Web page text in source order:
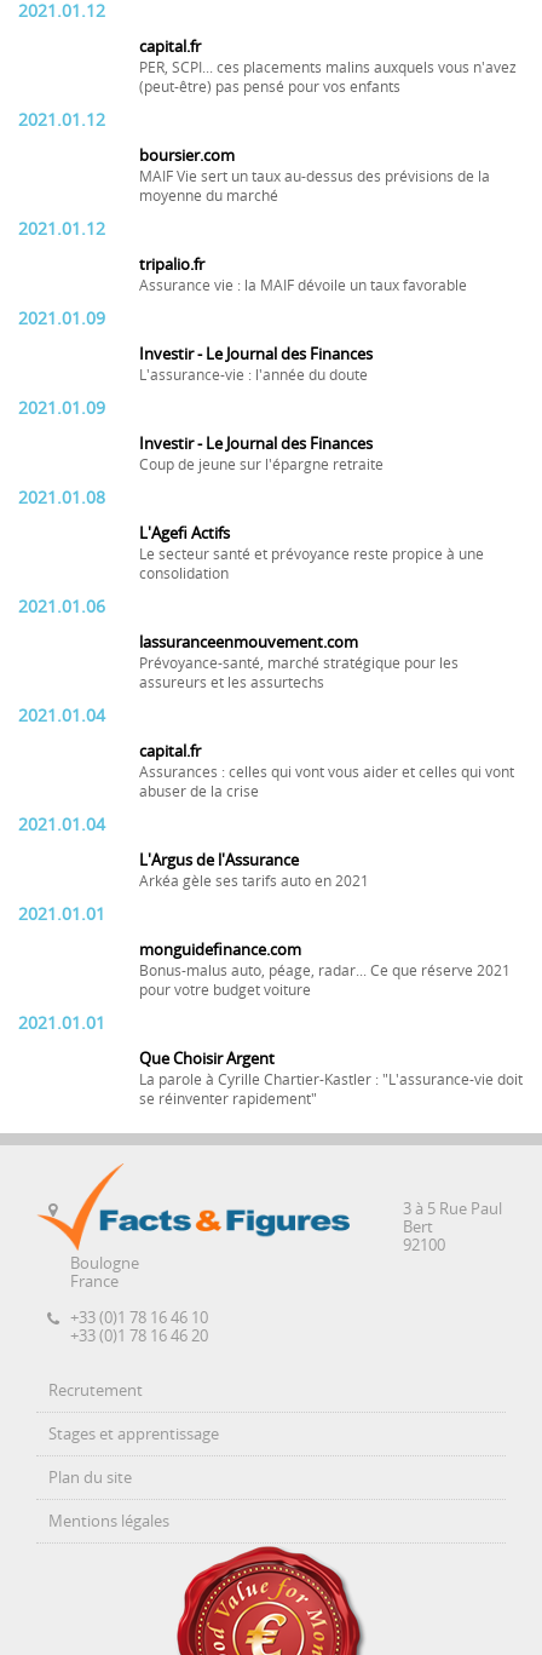
2021.01.12
capital.fr
PER, SCPI... ces placements malins auxquels vous n'avez
(peut-être) pas pensé pour vos enfants
2021.01.12
boursier.com
MAIF Vie sert un taux au-dessus des prévisions de la
moyenne du marché
2021.01.12
tripalio.fr
Assurance vie : la MAIF dévoile un taux favorable
2021.01.09
Investir - Le Journal des Finances
L'assurance-vie : l'année du doute
2021.01.09
Investir - Le Journal des Finances
Coup de jeune sur l'épargne retraite
2021.01.08
L'Agefi Actifs
Le secteur santé et prévoyance reste propice à une
consolidation
2021.01.06
lassuranceenmouvement.com
Prévoyance-santé, marché stratégique pour les
assureurs et les assurtechs
2021.01.04
capital.fr
Assurances : celles qui vont vous aider et celles qui vont
abuser de la crise
2021.01.04
L'Argus de l'Assurance
Arkéa gèle ses tarifs auto en 2021
2021.01.01
monguidefinance.com
Bonus-malus auto, péage, radar... Ce que réserve 2021
pour votre budget voiture
2021.01.01
Que Choisir Argent
La parole à Cyrille Chartier-Kastler : "L'assurance-vie doit
se réinventer rapidement"
3 à 5 Rue Paul
Bert
92100
Boulogne
France
+33 (0)1 78 16 46 10
+33 (0)1 78 16 46 20
Recrutement
Stages et apprentissage
Plan du site
Mentions légales